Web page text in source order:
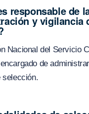
responsable de
y vigilancia
Nacional del Servicio
de
selección.